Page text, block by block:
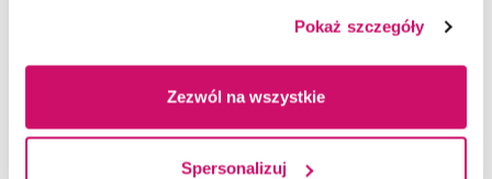
Pokaż szczegóły
Zezwól na wszystkie
Spersonalizuj
Stowarzyszenie Rozwoju i Współpracy
Regionalnej „Olza”
Beskidy Euroregion
Czech-Polish Chamber of Commerce in Ostrava
Regional Chamber of Commerce in Katowice